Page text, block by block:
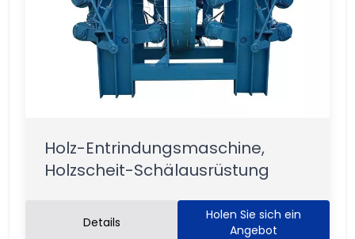
Holz-Entrindungsmaschine,
Holzscheit-Schälausrüstung
Details
Holen Sie sich ein
Angebot